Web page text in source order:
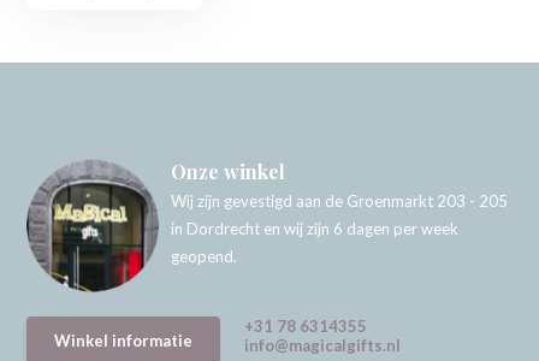
Onze winkel
Wij zijn gevestigd aan de Groenmarkt 203 - 205
in Dordrecht en wij zijn 6 dagen per week
geopend.
Winkel informatie
+31 78 6314355
info@magicalgifts.nl